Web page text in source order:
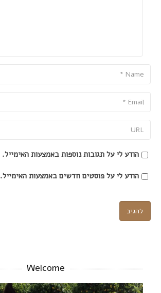
Name
Email
הודע לי על תגובות נוספות באמצעות האימייל.
הודע לי על פוסטים חדשים באמצעות האימייל.
Welcome